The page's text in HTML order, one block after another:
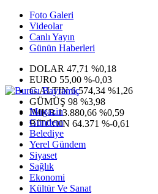
Foto Galeri
Videolar
Canlı Yayın
Günün Haberleri
DOLAR 47,71 %0,18
EURO 55,00 %-0,03
G.ALTIN6.574,34 %1,26
GÜMÜŞ 98 %3,98
IMKB13.880,66 %0,59
BITCOIN 64.371 %-0,61
Magazin
Gündem
Belediye
Yerel Gündem
Siyaset
Sağlık
Ekonomi
Kültür Ve Sanat